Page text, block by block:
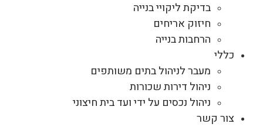
בדיקת ליקויי בנייה
חיזוק אריחים
הרחבות בנייה
כללי
מעבר לניהול בתים משותפים
ניהול דירות שכורות
ניהול נכסים על ידי ועד בית חיצוני
צור קשר